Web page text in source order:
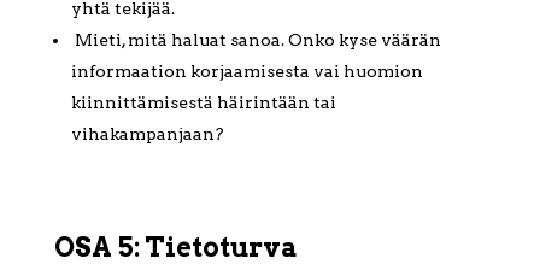
yhtä tekijää.
Mieti, mitä haluat sanoa. Onko kyse väärän
informaation korjaamisesta vai huomion
kiinnittämisestä häirintään tai
vihakampanjaan?
OSA 5: Tietoturva